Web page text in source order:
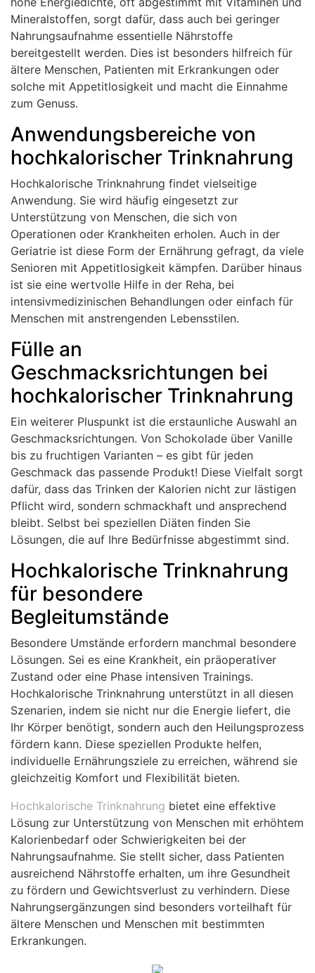
Mineralstoffen, sorgt dafür, dass auch bei geringer
Nahrungsaufnahme essentielle Nährstoffe
bereitgestellt werden. Dies ist besonders hilfreich für
ältere Menschen, Patienten mit Erkrankungen oder
solche mit Appetitlosigkeit und macht die Einnahme
zum Genuss.
Anwendungsbereiche von
hochkalorischer Trinknahrung
Hochkalorische Trinknahrung findet vielseitige
Anwendung. Sie wird häufig eingesetzt zur
Unterstützung von Menschen, die sich von
Operationen oder Krankheiten erholen. Auch in der
Geriatrie ist diese Form der Ernährung gefragt, da viele
Senioren mit Appetitlosigkeit kämpfen. Darüber hinaus
ist sie eine wertvolle Hilfe in der Reha, bei
intensivmedizinischen Behandlungen oder einfach für
Menschen mit anstrengenden Lebensstilen.
Fülle an
Geschmacksrichtungen bei
hochkalorischer Trinknahrung
Ein weiterer Pluspunkt ist die erstaunliche Auswahl an
Geschmacksrichtungen. Von Schokolade über Vanille
bis zu fruchtigen Varianten – es gibt für jeden
Geschmack das passende Produkt! Diese Vielfalt sorgt
dafür, dass das Trinken der Kalorien nicht zur lästigen
Pflicht wird, sondern schmackhaft und ansprechend
bleibt. Selbst bei speziellen Diäten finden Sie
Lösungen, die auf Ihre Bedürfnisse abgestimmt sind.
Hochkalorische Trinknahrung
für besondere
Begleitumstände
Besondere Umstände erfordern manchmal besondere
Lösungen. Sei es eine Krankheit, ein präoperativer
Zustand oder eine Phase intensiven Trainings.
Hochkalorische Trinknahrung unterstützt in all diesen
Szenarien, indem sie nicht nur die Energie liefert, die
Ihr Körper benötigt, sondern auch den Heilungsprozess
fördern kann. Diese speziellen Produkte helfen,
individuelle Ernährungsziele zu erreichen, während sie
gleichzeitig Komfort und Flexibilität bieten.
Hochkalorische Trinknahrung bietet eine effektive
Lösung zur Unterstützung von Menschen mit erhöhtem
Kalorienbedarf oder Schwierigkeiten bei der
Nahrungsaufnahme. Sie stellt sicher, dass Patienten
ausreichend Nährstoffe erhalten, um ihre Gesundheit
zu fördern und Gewichtsverlust zu verhindern. Diese
Nahrungsergänzungen sind besonders vorteilhaft für
ältere Menschen und Menschen mit bestimmten
Erkrankungen.